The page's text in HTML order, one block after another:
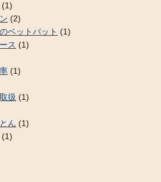
(1)
(2)
ベットパット (1)
ス (1)
(1)
扱 (1)
ん (1)
(1)